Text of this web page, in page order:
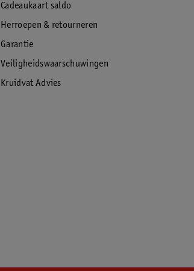
Cadeaukaart saldo
Herroepen & retourneren
Garantie
Veiligheidswaarschuwingen
Kruidvat Advies